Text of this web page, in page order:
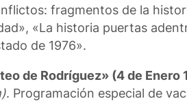
fragmentos de la
«La historia puertas
de 1976».
de Rodríguez» (4 de Enero
. Programación especial de